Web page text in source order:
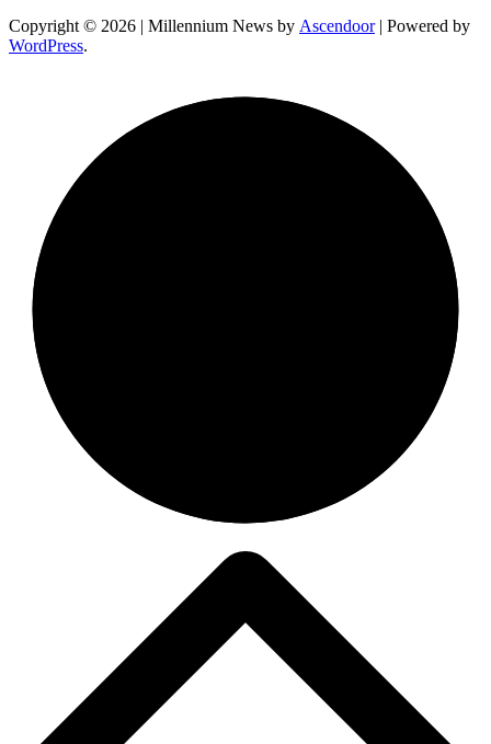
Copyright © 2026 | Millennium News by Ascendoor| Powered by
WordPress.